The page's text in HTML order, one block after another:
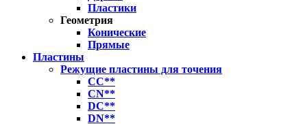
Пластики
Геометрия
Конические
Прямые
Пластины
Режущие пластины для точения
CC**
CN**
DC**
DN**